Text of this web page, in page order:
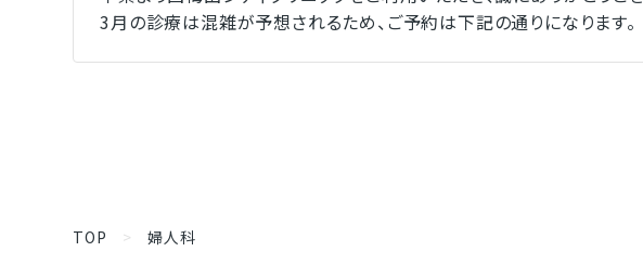
3月の診療は混雑が予想されるため、ご予約は下記の通りになります。
TOP >婦人科